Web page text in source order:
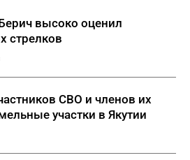
высоко оценил
стрелков
СВО и членов их
участки в Якутии